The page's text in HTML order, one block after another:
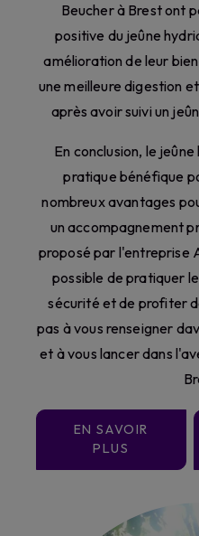
Beucher à Brest ont
positive du jeûne
amélioration de leur
une meilleure digestion
après avoir suivi un
En conclusion, le
pratique bénéfique
nombreux avantages
un accompagnement
proposé par l'entreprise
possible de pratiquer
sécurité et de profiter
pas à vous renseigner
et à vous lancer dans
EN SAVOIR
PLUS